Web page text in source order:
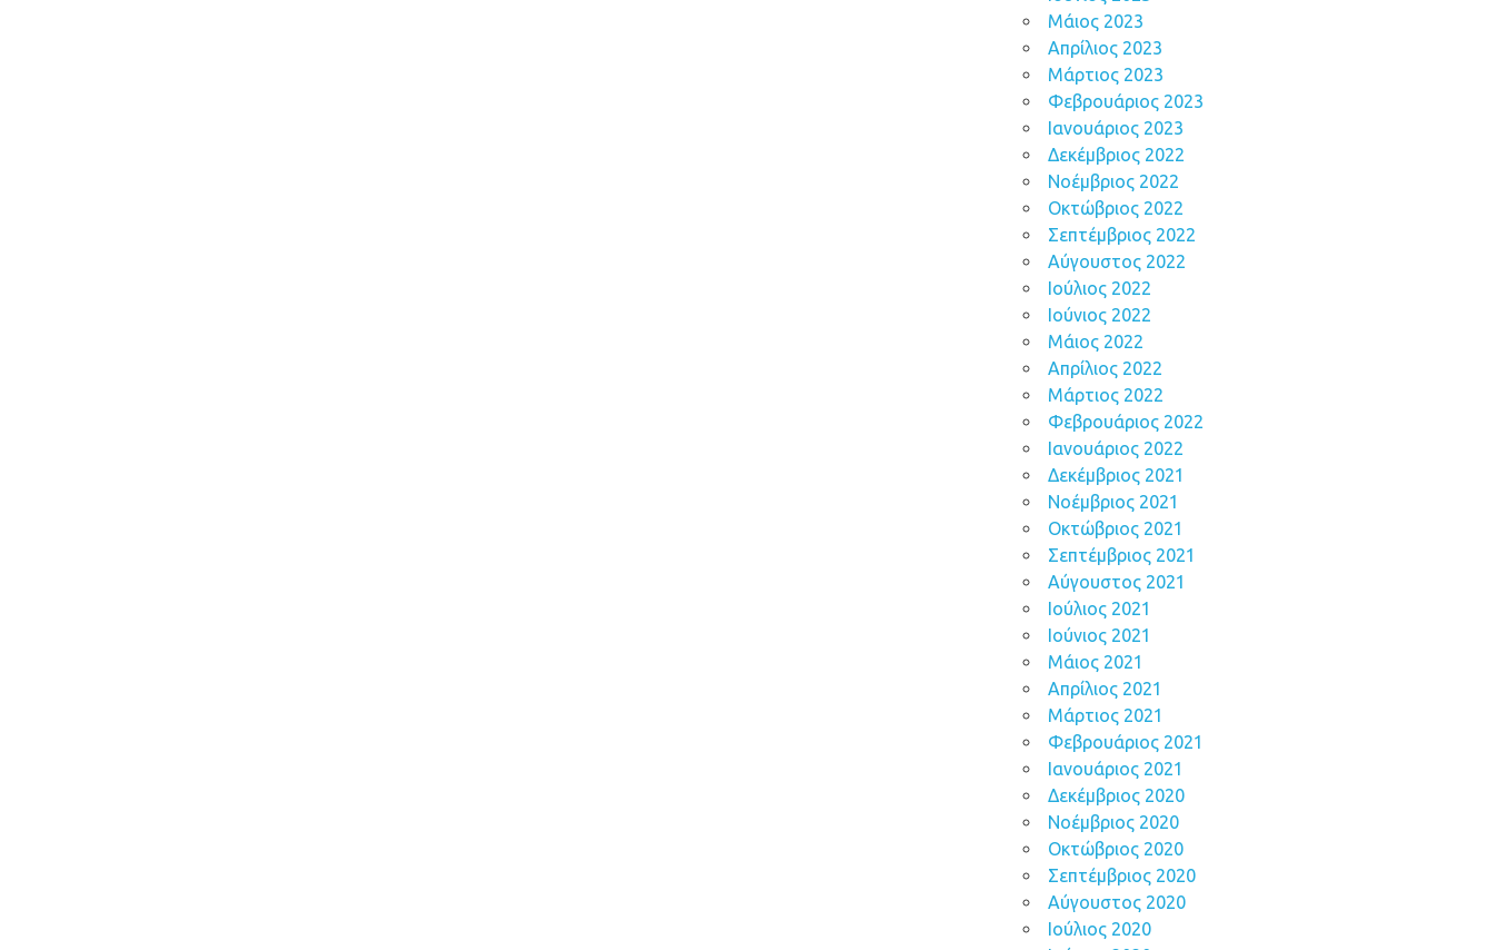
Μάιος 2023
Απρίλιος 2023
Μάρτιος 2023
Φεβρουάριος 2023
Ιανουάριος 2023
Δεκέμβριος 2022
Νοέμβριος 2022
Οκτώβριος 2022
Σεπτέμβριος 2022
Αύγουστος 2022
Ιούλιος 2022
Ιούνιος 2022
Μάιος 2022
Απρίλιος 2022
Μάρτιος 2022
Φεβρουάριος 2022
Ιανουάριος 2022
Δεκέμβριος 2021
Νοέμβριος 2021
Οκτώβριος 2021
Σεπτέμβριος 2021
Αύγουστος 2021
Ιούλιος 2021
Ιούνιος 2021
Μάιος 2021
Απρίλιος 2021
Μάρτιος 2021
Φεβρουάριος 2021
Ιανουάριος 2021
Δεκέμβριος 2020
Νοέμβριος 2020
Οκτώβριος 2020
Σεπτέμβριος 2020
Αύγουστος 2020
Ιούλιος 2020